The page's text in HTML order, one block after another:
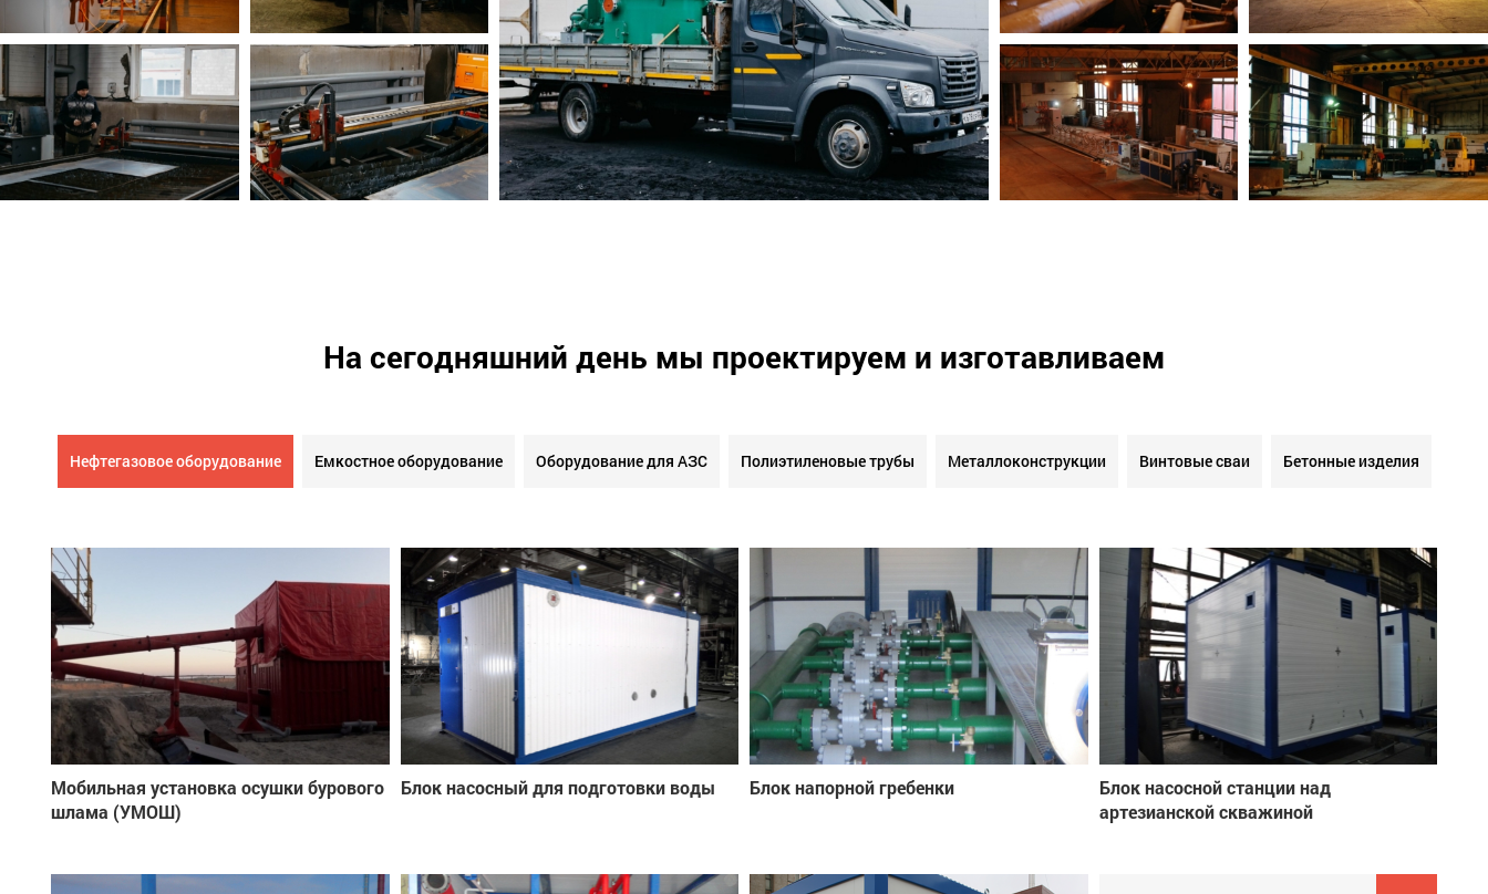
На сегодняшний день мы проектируем и изготавливаем
Нефтегазовое оборудование Емкостное оборудование Оборудование для АЗС Полиэтиленовые трубы Металлоконструкции Винтовые сваи Бетонные изделия
Мобильная установка осушки бурового
шлама (УМОШ)
Блок насосный для подготовки воды Блок напорной гребенки
Блок насосной станции над
артезианской скважиной